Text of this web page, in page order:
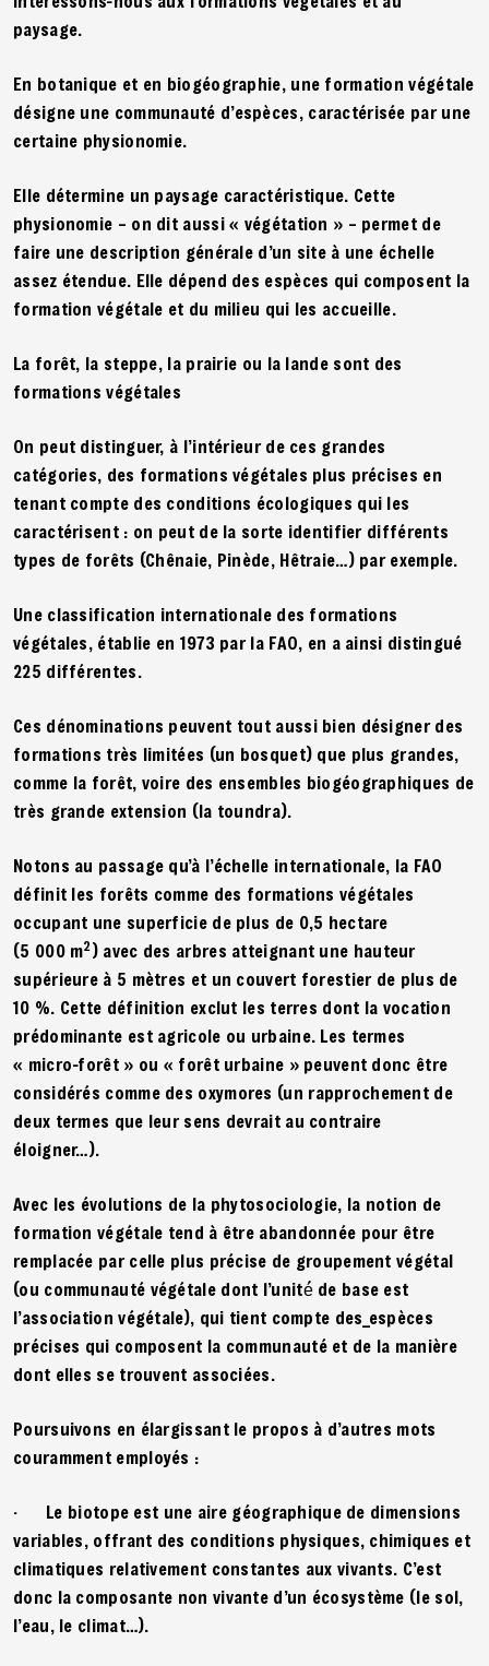
paysage.
En botanique et en biogéographie, une formation végétale
désigne une communauté d’espèces, caractérisée par une
certaine physionomie.
Elle détermine un paysage caractéristique. Cette
physionomie – on dit aussi « végétation » – permet de
faire une description générale d’un site à une échelle
assez étendue. Elle dépend des espèces qui composent la
formation végétale et du milieu qui les accueille.
La forêt, la steppe, la prairie ou la lande sont des
formations végétales
On peut distinguer, à l’intérieur de ces grandes
catégories, des formations végétales plus précises en
tenant compte des conditions écologiques qui les
caractérisent : on peut de la sorte identifier différents
types de forêts (Chênaie, Pinède, Hêtraie…) par exemple.
Une classification internationale des formations
végétales, établie en 1973 par la FAO, en a ainsi distingué
225 différentes.
Ces dénominations peuvent tout aussi bien désigner des
formations très limitées (un bosquet) que plus grandes,
comme la forêt, voire des ensembles biogéographiques de
très grande extension (la toundra).
Notons au passage qu’à l’échelle internationale, la FAO
définit les forêts comme des formations végétales
occupant une superficie de plus de 0,5 hectare
(5 000 m2) avec des arbres atteignant une hauteur
supérieure à 5 mètres et un couvert forestier de plus de
10 %. Cette définition exclut les terres dont la vocation
prédominante est agricole ou urbaine. Les termes
« micro-forêt » ou « forêt urbaine » peuvent donc être
considérés comme des oxymores (un rapprochement de
deux termes que leur sens devrait au contraire
éloigner…).
Avec les évolutions de la phytosociologie, la notion de
formation végétale tend à être abandonnée pour être
remplacée par celle plus précise de groupement végétal
(ou communauté végétale dont l’unité́ de base est
l’association végétale), qui tient compte des_espèces
précises qui composent la communauté et de la manière
dont elles se trouvent associées.
Poursuivons en élargissant le propos à d’autres mots
couramment employés :
· Le biotope est une aire géographique de dimensions
variables, offrant des conditions physiques, chimiques et
climatiques relativement constantes aux vivants. C’est
donc la composante non vivante d’un écosystème (le sol,
l’eau, le climat…).